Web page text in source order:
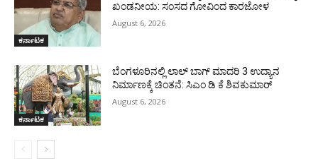
ಕರ್ನಾಟಕ
ಖಂಡನೀಯ: ಸಂಸದ ಗೋವಿಂದ ಕಾರಜೋಳ
August 6, 2026
ಕರ್ನಾಟಕ
ಬೆಂಗಳೂರಿನಲ್ಲಿ ಲಾಲ್ ಬಾಗ್ ಮಾದರಿ 3 ಉದ್ಯಾನ
ನಿರ್ಮಾಣಕ್ಕೆ ಚಿಂತನೆ: ಸಿಎಂ ಡಿ ಕೆ ಶಿವಕುಮಾರ್
August 6, 2026